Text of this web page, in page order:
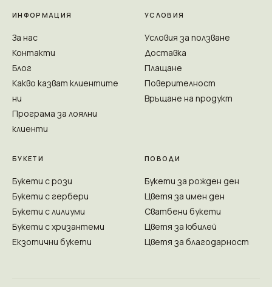
ИНФОРМАЦИЯ
За нас
Контакти
Блог
Какво казват клиентите
ни
Програма за лоялни
клиенти
УСЛОВИЯ
Условия за ползване
Доставка
Плащане
Поверителност
Връщане на продукт
БУКЕТИ
Букети с рози
Букети с гербери
Букети с лилиуми
Букети с хризантеми
Екзотични букети
ПОВОДИ
Букети за рожден ден
Цветя за имен ден
Сватбени букети
Цветя за юбилей
Цветя за благодарност